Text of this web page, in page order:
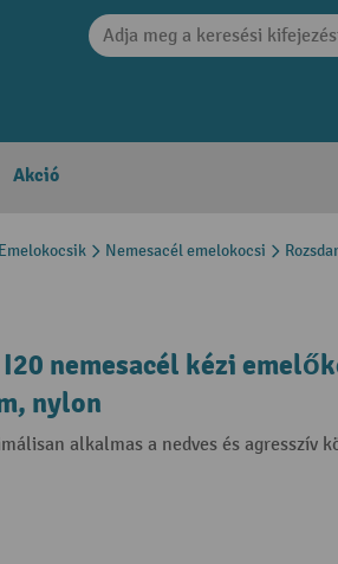
Akció
Emelokocsik Nemesacél emelokocsi
nemesacél kézi
nylon
alkalmas a nedves és agresszív